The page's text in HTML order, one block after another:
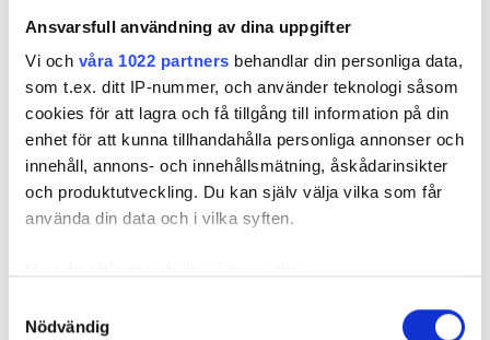
Ansvarsfull användning av dina uppgifter
Vi och våra 1022 partners behandlar din personliga data,
som t.ex. ditt IP-nummer, och använder teknologi såsom
cookies för att lagra och få tillgång till information på din
enhet för att kunna tillhandahålla personliga annonser och
innehåll, annons- och innehållsmätning, åskådarinsikter
och produktutveckling. Du kan själv välja vilka som får
använda din data och i vilka syften.
som kan ha en noggrannhet på upp till flera meter
Nödvändig
i hyresnämnden och i hovrätten.
Skada upptäcktes av hantverkare
Det var när hyresvärdens hantverkare skulle byta ett
duschmunstycke under hösten förra året som en spricka i
plastmattan på väggen i duschen upptäcktes. Strax efter
detta lät värden ett företag göra en besiktning av
badrummet. Då upptäcktes att vatten läckt från den trasiga
vattenskador.
Därför sade den privata hyresvärden upp hyreskontraktet